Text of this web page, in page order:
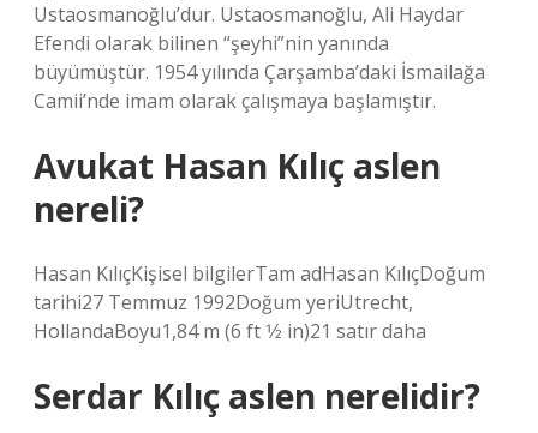
Ustaosmanoğlu’dur. Ustaosmanoğlu, Ali Haydar
Efendi olarak bilinen “şeyhi”nin yanında
büyümüştür. 1954 yılında Çarşamba’daki İsmailağa
Camii’nde imam olarak çalışmaya başlamıştır.
Avukat Hasan Kılıç aslen
nereli?
Hasan KılıçKişisel bilgilerTam adHasan KılıçDoğum
tarihi27 Temmuz 1992Doğum yeriUtrecht,
HollandaBoyu1,84 m (6 ft 1⁄2 in)21 satır daha
Serdar Kılıç aslen nerelidir?